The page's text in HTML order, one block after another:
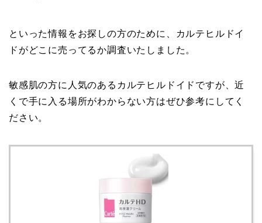
といった情報をお探しの方のために、カルテヒルドイ
ドがどこに売ってるか調査いたしました。
敏感肌の方に人気のあるカルテヒルドイドですが、近
くで手に入る場所がわからない方はぜひ参考にしてく
ださい。